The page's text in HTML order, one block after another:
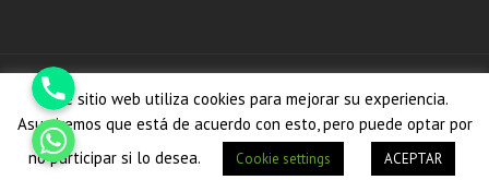
© Copyright 2026HormiCosta
Este sitio web utiliza cookies para mejorar su experiencia.
Asumiremos que está de acuerdo con esto, pero puede optar por
no participar si lo desea.
Cookie settings ACEPTAR
Phone
Whatsapp